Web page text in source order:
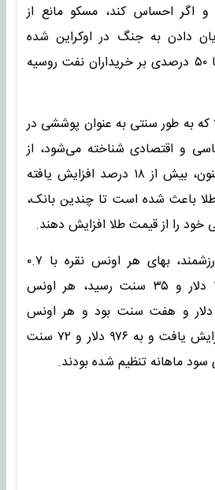
اگر احساس کند، مسکو مانع از
دادن به جنگ در اوکراین شده
است، تعرفه‌های ۲۵ تا ۵۰ درصدی بر خریداران نفت روسیه
که به طور سنتی به عنوان پوششی در
و اقتصادی شناخته می‌شود، از
ابتدای سال جاری تاکنون، بیش از ۱۸ درصد افزایش یافته
باعث شده است تا چندین بانک،
در بازار سایر فلزات ارزشمند، بهای هر اونس نقره با ۰.۷
درصد افزایش به ۳۴ دلار و ۳۵ سنت رسید، هر اونس
پلاتین ثابت در ۹۸۴ دلار و هفت سنت بود و هر اونس
پالادیوم ۰.۵ درصد افزایش یافت و به ۹۷۶ دلار و ۷۲ سنت
ماهانه تنظیم شده بودند.